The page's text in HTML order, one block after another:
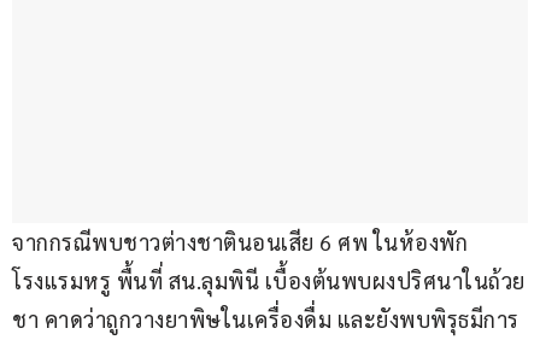
จากกรณีพบชาวต่างชาตินอนเสีย 6 ศพ ในห้องพัก
โรงแรมหรู พื้นที่ สน.ลุมพินี เบื้องต้นพบผงปริศนาในถ้วย
ชา คาดว่าถูกวางยาพิษในเครื่องดื่ม และยังพบพิรุธมีการ